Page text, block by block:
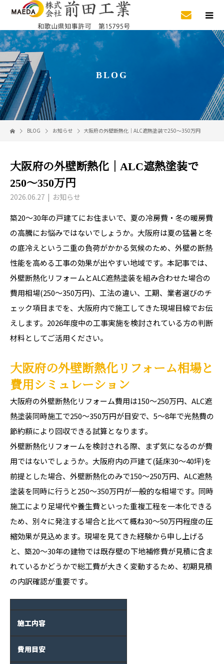
BLOG
BLOG お知らせ 大阪府の外壁断熱化｜ALC遮熱塗装で250〜350万円
大阪府の外壁断熱化｜ALC遮熱塗装で
250〜350万円
2026.06.27 お知らせ
築20〜30年の戸建てにお住まいで、夏の冷房費・冬の暖房費
の高騰にお悩みではないでしょうか。大阪府は夏の猛暑と冬
の底冷えという二重の負荷がかかる気候のため、外壁の断熱
性能を高める工事の効果が出やすい地域です。本記事では、
外壁断熱化リフォームとALC遮熱塗装を組み合わせた場合の
費用相場(250〜350万円)、工法の違い、工期、業者選びのチ
ェック項目までを、大阪府内で施工してきた現場目線でお伝
えします。2026年度中の工事実施を検討されている方の判断
材料としてご活用ください。
大阪府の外壁断熱化リフォーム相場と
費用シミュレーション
大阪府の外壁断熱化リフォーム費用は150〜250万円、ALC遮
熱塗装同時施工で250〜350万円が目安で、5〜8年で光熱費の
節約額により回収できる試算となります。
外壁断熱化リフォームを検討される際、まず気になるのが費
用ではないでしょうか。大阪府内の戸建て(延床30〜40坪)を
前提とした場合、外壁断熱化のみで150〜250万円、ALC遮熱
塗装を同時に行うと250〜350万円が一般的な相場です。同時
施工により足場代や養生費といった重複工程を一本化できる
ため、別々に発注する場合と比べて概ね30〜50万円程度の圧
縮効果が見込めます。現場を見てきた経験から申し上げる
と、築20〜30年の建物では既存壁の下地補修費が見積に含ま
れているかどうかで総工費が大きく変動するため、初期見積
の内訳確認が重要です。
施工内容
費用目安